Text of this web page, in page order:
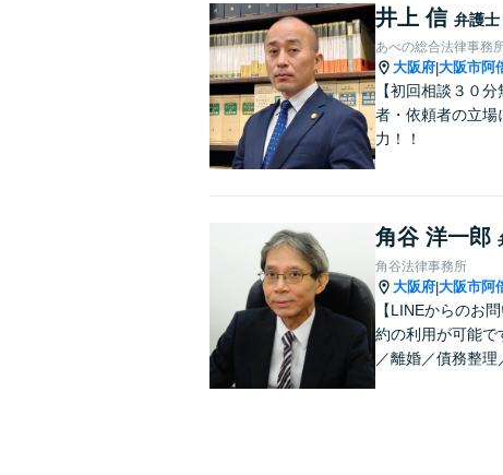
井上 信 弁護士
あべの総合法律事務
大阪府|大阪市阿
【初回相談３０
者・依頼者の立場
力！！
角谷 洋一郎
角谷法律事務所
大阪府|大阪市阿
【LINEからのお
約の利用が可能で
／離婚／債務整理